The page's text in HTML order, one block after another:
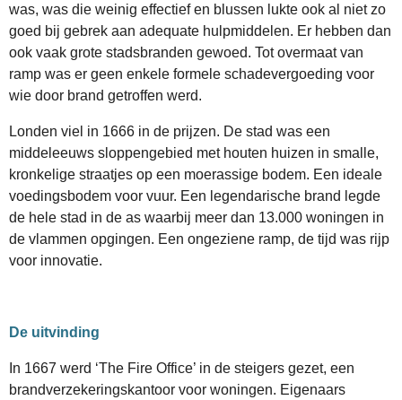
was, was die weinig effectief en blussen lukte ook al niet zo
goed bij gebrek aan adequate hulpmiddelen. Er hebben dan
ook vaak grote stadsbranden gewoed. Tot overmaat van
ramp was er geen enkele formele schadevergoeding voor
wie door brand getroffen werd.
Londen viel in 1666 in de prijzen. De stad was een
middeleeuws sloppengebied met houten huizen in smalle,
kronkelige straatjes op een moerassige bodem. Een ideale
voedingsbodem voor vuur. Een legendarische brand legde
de hele stad in de as waarbij meer dan 13.000 woningen in
de vlammen opgingen. Een ongeziene ramp, de tijd was rijp
voor innovatie.
De uitvinding
In 1667 werd ‘The Fire Office’ in de steigers gezet, een
brandverzekeringskantoor voor woningen. Eigenaars